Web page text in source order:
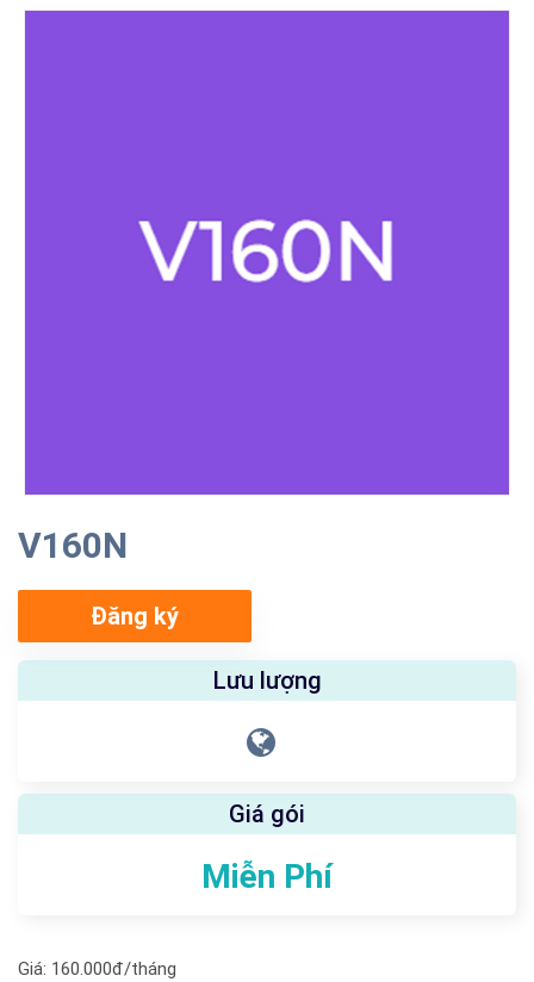
V160N
Đăng ký
Lưu lượng
Giá gói
Miễn Phí
Giá: 160.000đ/tháng